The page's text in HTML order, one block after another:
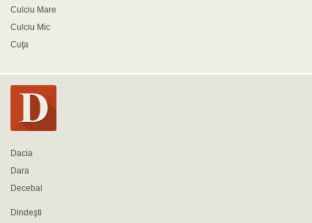
Culciu Mare
Culciu Mic
Cuţa
Dacia
Dara
Decebal
Dindeşti